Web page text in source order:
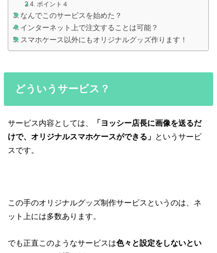
ポイント４
なんでこのサービスを始めた？
インターネット上で注文することは可能？
スマホケース以外にもオリジナルグッズ作ります！
どういうサービス？
サービス内容としては、
「ヨッシー店長に画像を送るだ
けで、オリジナルスマホケースができる」
というサービ
スです。
この手のオリジナルグッズ制作サービスというのは、ネ
ット上には多数あります。
でも正直このようなサービスは色々と設定をしないとい